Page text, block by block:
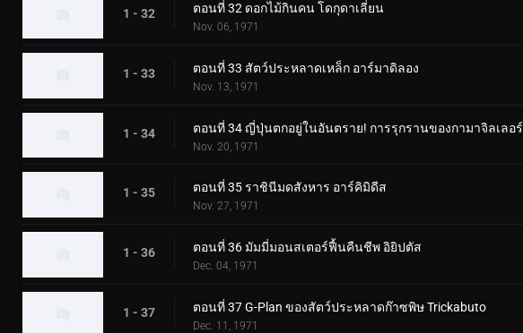
1 - 32 ตอนที่ 32 ดอกไม้กินคน โดกุดาเลี่ยน
Nov. 06, 1971
1 - 33 ตอนที่ 33 สัตว์ประหลาดเหล็ก อาร์มาดิลอง
Nov. 13, 1971
1 - 34 ตอนที่ 34 ญี่ปุ่นตกอยู่ในอันตราย! การรุกรานของกามาจิลเลอร์
Nov. 20, 1971
1 - 35 ตอนที่ 35 ราชินีมดสังหาร อาร์คิมิดีส
Nov. 27, 1971
1 - 36 ตอนที่ 36 มัมมี่มอนสเตอร์ฟื้นคืนชีพ อิยิปตัส
Dec. 04, 1971
1 - 37 ตอนที่ 37 G-Plan ของสัตว์ประหลาดก๊าซพิษ Trickabuto
Dec. 11, 1971